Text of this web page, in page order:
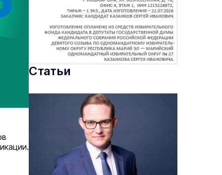
Статьи